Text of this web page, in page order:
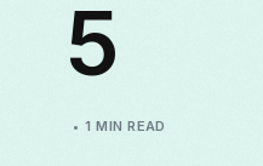
5
1 MIN READ